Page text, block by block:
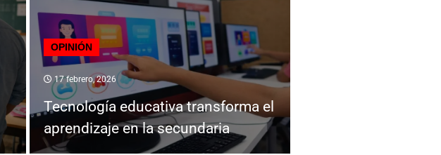
OPINIÓN
17 febrero, 2026
Tecnología educativa transforma el
aprendizaje en la secundaria